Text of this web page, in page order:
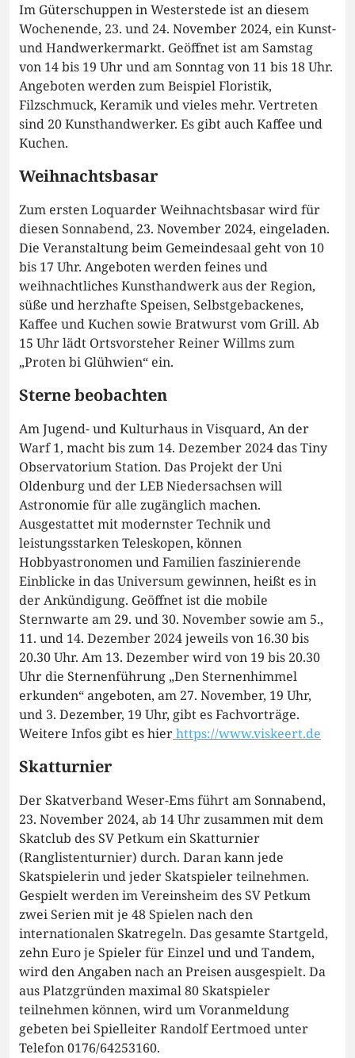
Im Güterschuppen in Westerstede ist an diesem
Wochenende, 23. und 24. November 2024, ein Kunst-
und Handwerkermarkt. Geöffnet ist am Samstag
von 14 bis 19 Uhr und am Sonntag von 11 bis 18 Uhr.
Angeboten werden zum Beispiel Floristik,
Filzschmuck, Keramik und vieles mehr. Vertreten
sind 20 Kunsthandwerker. Es gibt auch Kaffee und
Kuchen.
Weihnachtsbasar
Zum ersten Loquarder Weihnachtsbasar wird für
diesen Sonnabend, 23. November 2024, eingeladen.
Die Veranstaltung beim Gemeindesaal geht von 10
bis 17 Uhr. Angeboten werden feines und
weihnachtliches Kunsthandwerk aus der Region,
süße und herzhafte Speisen, Selbstgebackenes,
Kaffee und Kuchen sowie Bratwurst vom Grill. Ab
15 Uhr lädt Ortsvorsteher Reiner Willms zum
„Proten bi Glühwien“ ein.
Sterne beobachten
Am Jugend- und Kulturhaus in Visquard, An der
Warf 1, macht bis zum 14. Dezember 2024 das Tiny
Observatorium Station. Das Projekt der Uni
Oldenburg und der LEB Niedersachsen will
Astronomie für alle zugänglich machen.
Ausgestattet mit modernster Technik und
leistungsstarken Teleskopen, können
Hobbyastronomen und Familien faszinierende
Einblicke in das Universum gewinnen, heißt es in
der Ankündigung. Geöffnet ist die mobile
Sternwarte am 29. und 30. November sowie am 5.,
11. und 14. Dezember 2024 jeweils von 16.30 bis
20.30 Uhr. Am 13. Dezember wird von 19 bis 20.30
Uhr die Sternenführung „Den Sternenhimmel
erkunden“ angeboten, am 27. November, 19 Uhr,
und 3. Dezember, 19 Uhr, gibt es Fachvorträge.
Weitere Infos gibt es hierhttps://www.viskeert.de
Skatturnier
Der Skatverband Weser-Ems führt am Sonnabend,
23. November 2024, ab 14 Uhr zusammen mit dem
Skatclub des SV Petkum ein Skatturnier
(Ranglistenturnier) durch. Daran kann jede
Skatspielerin und jeder Skatspieler teilnehmen.
Gespielt werden im Vereinsheim des SV Petkum
zwei Serien mit je 48 Spielen nach den
internationalen Skatregeln. Das gesamte Startgeld,
zehn Euro je Spieler für Einzel und und Tandem,
wird den Angaben nach an Preisen ausgespielt. Da
aus Platzgründen maximal 80 Skatspieler
teilnehmen können, wird um Voranmeldung
gebeten bei Spielleiter Randolf Eertmoed unter
Telefon 0176/64253160.